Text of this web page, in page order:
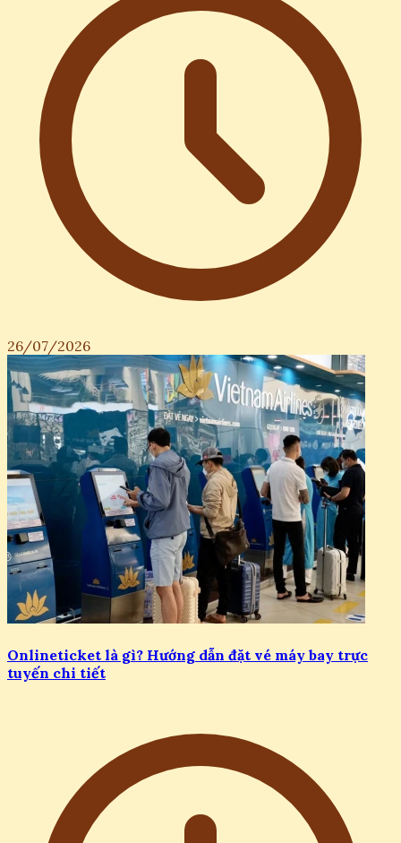
26/07/2026
Onlineticket là gì? Hướng dẫn đặt vé máy bay trực
tuyến chi tiết